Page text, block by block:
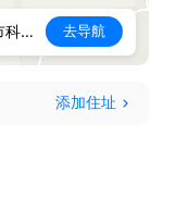
通辽市科尔沁区内蒙古自治区通辽市科尔沁区团结街道滨河大街万达沁府 去导航
添加住址